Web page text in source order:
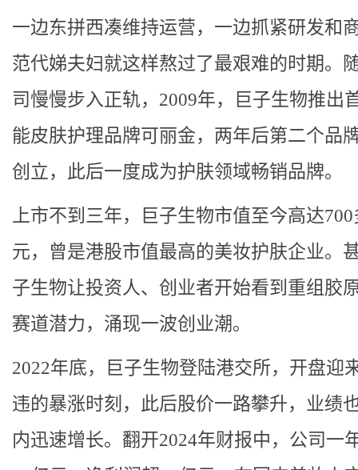
一边东拼西凑维持运营，一边抓紧研发和
范代娣夫妇就这样熬过了最艰难的时期。
司慢慢步入正轨，2009年，巨子生物推出
能皮肤护理品牌可丽金，两年后第二个品
创立，此后一度成为护肤领域畅销品牌。
上市不到三年，巨子生物市值至今高达
元，曾是港股市值最高的美妆护肤企业。
子生物让投资人、创业者开始看到重组胶
赛道潜力，涌现一波创业潮。
2022年底，巨子生物登陆港交所，开盘迎
违的暴涨时刻，此后股价一路攀升，业绩
内迅速增长。翻开2024年财报中，公司一